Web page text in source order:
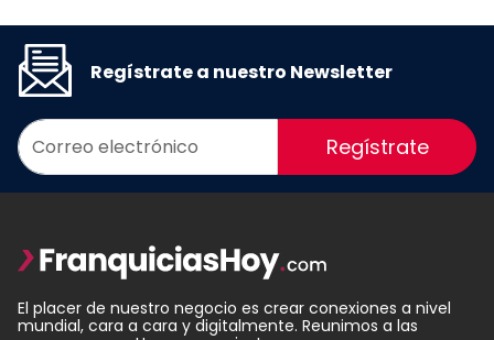
Regístrate a nuestro Newsletter
Regístrate
El placer de nuestro negocio es crear conexiones a nivel
mundial, cara a cara y digitalmente. Reunimos a las